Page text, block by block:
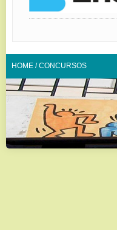
HOME /CONCURSOS